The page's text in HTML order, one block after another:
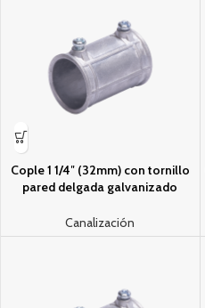
Cople 1 1/4″ (32mm) con tornillo
pared delgada galvanizado
Canalización